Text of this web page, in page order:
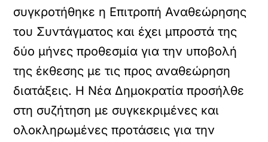
συγκροτήθηκε η Επιτροπή Αναθεώρησης
του Συντάγματος και έχει μπροστά της
δύο μήνες προθεσμία για την υποβολή
της έκθεσης με τις προς αναθεώρηση
διατάξεις. Η Νέα Δημοκρατία προσήλθε
στη συζήτηση με συγκεκριμένες και
ολοκληρωμένες προτάσεις για την